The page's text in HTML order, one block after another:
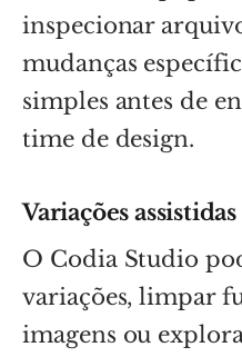
inspecionar
mudanças
simples antes de
time de design.
Variações
O Codia Studio
variações, limpar
imagens ou